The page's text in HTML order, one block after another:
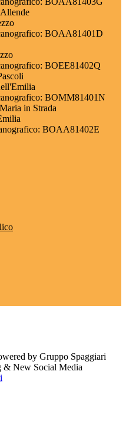
BOAA81401D
BOEE81402Q
BOMM81401N
in Strada
BOAA81402E
by Gruppo Spaggiari
& New Social Media